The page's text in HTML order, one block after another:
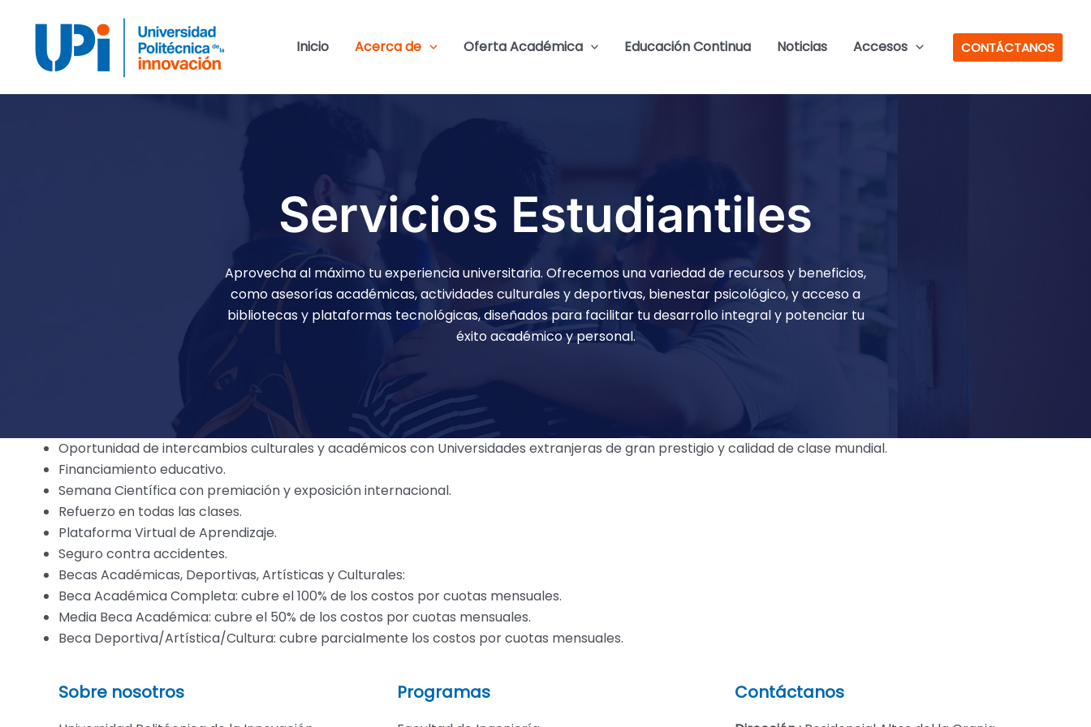
contenido
Inicio Acerca de Oferta Académica Educación Continua Noticias Accesos CONTÁCTANOS
Servicios Estudiantiles
Aprovecha al máximo tu experiencia universitaria. Ofrecemos una variedad de recursos y beneficios,
como asesorías académicas, actividades culturales y deportivas, bienestar psicológico, y acceso a
bibliotecas y plataformas tecnológicas, diseñados para facilitar tu desarrollo integral y potenciar tu
éxito académico y personal.
Oportunidad de intercambios culturales y académicos con Universidades extranjeras de gran prestigio y calidad de clase mundial.
Financiamiento educativo.
Semana Científica con premiación y exposición internacional.
Refuerzo en todas las clases.
Plataforma Virtual de Aprendizaje.
Seguro contra accidentes.
Becas Académicas, Deportivas, Artísticas y Culturales:
Beca Académica Completa: cubre el 100% de los costos por cuotas mensuales.
Media Beca Académica: cubre el 50% de los costos por cuotas mensuales.
Beca Deportiva/Artística/Cultura: cubre parcialmente los costos por cuotas mensuales.
Sobre nosotros Programas Contáctanos